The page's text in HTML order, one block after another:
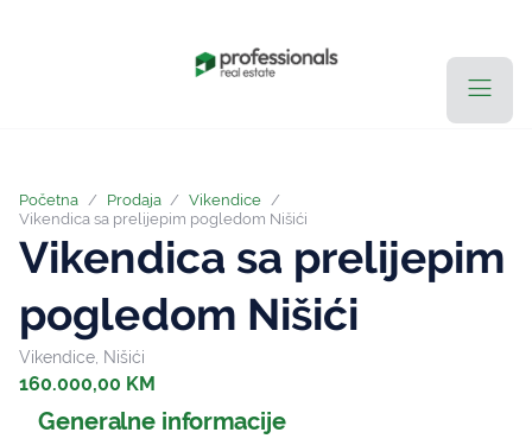
Početna / Prodaja / Vikendice /
Vikendica sa prelijepim pogledom Nišići
Vikendica sa prelijepim
pogledom Nišići
Vikendice, Nišići
160.000,00 KM
Generalne informacije